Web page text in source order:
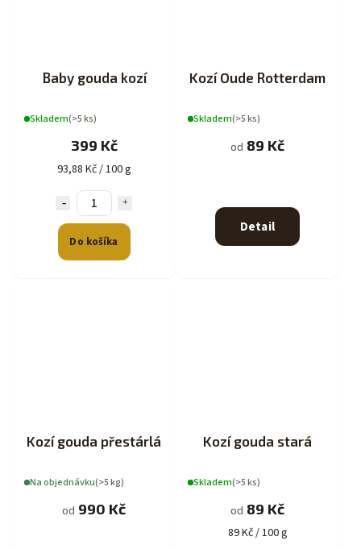
Baby gouda kozí
Skladem(>5 ks)
399 Kč
93,88 Kč / 100 g
Do košíka
Kozí Oude Rotterdam
Skladem(>5 ks)
od 89 Kč
Detail
Kozí gouda přestárlá
Na objednávku(>5 kg)
od 990 Kč
Kozí gouda stará
Skladem(>5 ks)
od 89 Kč
89 Kč / 100 g